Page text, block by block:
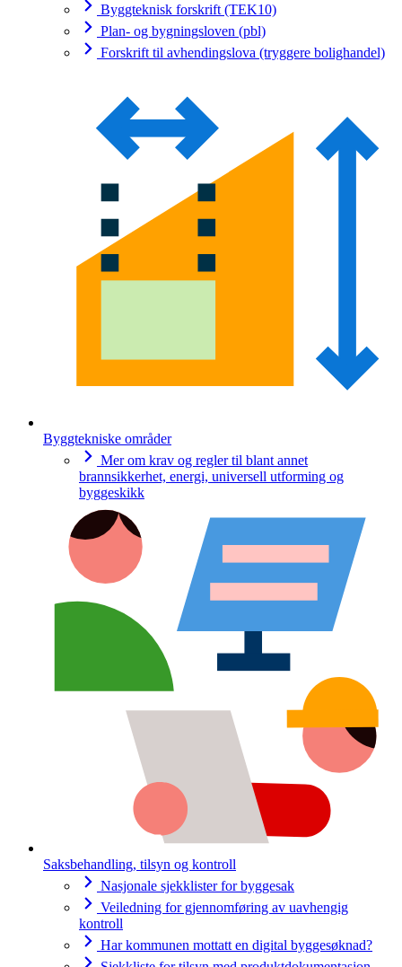
Byggteknisk forskrift (TEK10)
Plan- og bygningsloven (pbl)
Forskrift til avhendingslova (tryggere bolighandel)
Byggtekniske områder
Mer om krav og regler til blant annet
brannsikkerhet, energi, universell utforming og
byggeskikk
Saksbehandling, tilsyn og kontroll
Nasjonale sjekklister for byggesak
Veiledning for gjennomføring av uavhengig
kontroll
Har kommunen mottatt en digital byggesøknad?